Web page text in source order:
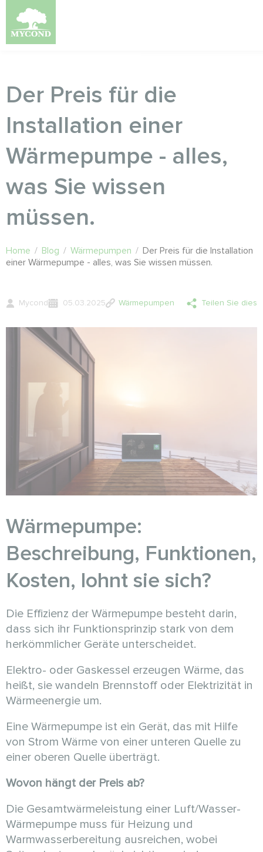
Der Preis für die
Installation einer
Wärmepumpe - alles,
was Sie wissen
müssen.
Home / Blog / Wärmepumpen / Der Preis für die Installation
einer Wärmepumpe - alles, was Sie wissen müssen.
Mycond 05.03.2025 Wärmepumpen Teilen Sie dies
Wärmepumpe:
Beschreibung, Funktionen,
Kosten, lohnt sie sich?
Die Effizienz der Wärmepumpe besteht darin,
dass sich ihr Funktionsprinzip stark von dem
herkömmlicher Geräte unterscheidet.
Elektro- oder Gaskessel erzeugen Wärme, das
heißt, sie wandeln Brennstoff oder Elektrizität in
Wärmeenergie um.
Eine Wärmepumpe ist ein Gerät, das mit Hilfe
von Strom Wärme von einer unteren Quelle zu
einer oberen Quelle überträgt.
Wovon hängt der Preis ab?
Die Gesamtwärmeleistung einer Luft/Wasser-
Wärmepumpe muss für Heizung und
Warmwasserbereitung ausreichen, wobei